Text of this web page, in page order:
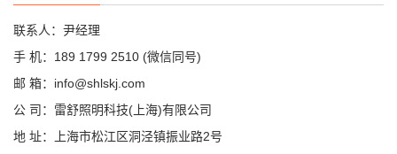
联系人：尹经理
手 机：189 1799 2510 (微信同号)
邮 箱：info@shlskj.com
公 司：雷舒照明科技(上海)有限公司
地 址：上海市松江区洞泾镇振业路2号